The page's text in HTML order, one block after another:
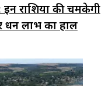
राशियों की चमकेगी
धन लाभ का हाल